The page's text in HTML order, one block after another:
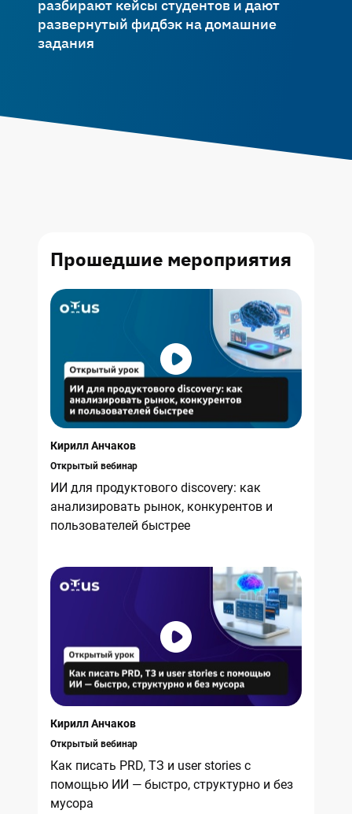
разбирают кейсы студентов и дают
развернутый фидбэк на домашние
задания
Прошедшие мероприятия
Кирилл Анчаков
Открытый вебинар
ИИ для продуктового discovery: как
анализировать рынок, конкурентов и
пользователей быстрее
Кирилл Анчаков
Открытый вебинар
Как писать PRD, ТЗ и user stories с
помощью ИИ — быстро, структурно и без
мусора